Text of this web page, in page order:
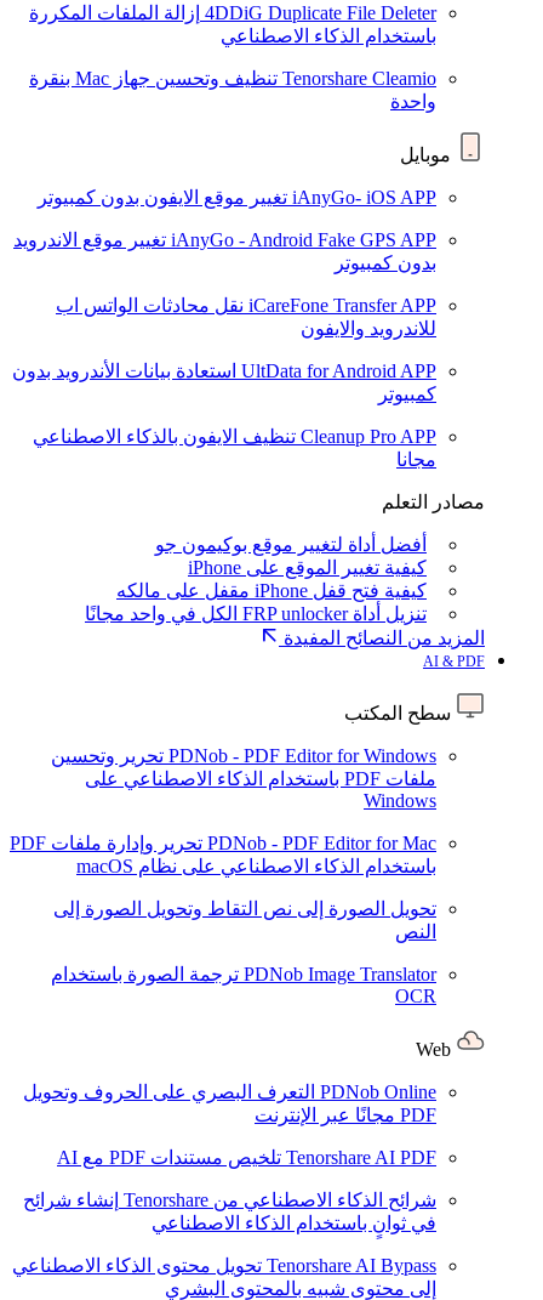
4DDiG Duplicate File Deleter إزالة الملفات المكررة
باستخدام الذكاء الاصطناعي
Tenorshare Cleamio
تنظيف وتحسين جهاز Mac بنقرة
واحدة
موبايل
iAnyGo- iOS APP تغيير موقع الايفون بدون كمبيوتر
iAnyGo - Android Fake GPS APP تغيير موقع الاندرويد
بدون كمبيوتر
iCareFone Transfer APP نقل محادثات الواتس اب
للاندرويد والايفون
UltData for Android APP استعادة بيانات الأندرويد بدون
كمبيوتر
Cleanup Pro APP تنظيف الايفون بالذكاء الاصطناعي
مجانا
مصادر التعلم
أفضل أداة لتغيير موقع بوكيمون جو
كيفية تغيير الموقع على iPhone
كيفية فتح قفل iPhone مقفل على مالكه
تنزيل أداة FRP unlocker الكل في واحد مجانًا
المزيد من النصائح المفيدة
AI & PDF
سطح المكتب
PDNob - PDF Editor for Windows تحرير وتحسين
ملفات PDF باستخدام الذكاء الاصطناعي على
Windows
PDNob - PDF Editor for Mac
تحرير وإدارة ملفات PDF
باستخدام الذكاء الاصطناعي على نظام macOS
تحويل الصورة إلى نص التقاط وتحويل الصورة إلى
النص
PDNob Image Translator ترجمة الصورة باستخدام
OCR
PDNob Online التعرف البصري على الحروف وتحويل
PDF مجانًا عبر الإنترنت
Tenorshare AI PDF تلخيص مستندات PDF مع AI
شرائح الذكاء الاصطناعي من Tenorshare
إنشاء شرائح
في ثوانٍ باستخدام الذكاء الاصطناعي
Tenorshare AI Bypass تحويل محتوى الذكاء الاصطناعي
إلى محتوى شبيه بالمحتوى البشري